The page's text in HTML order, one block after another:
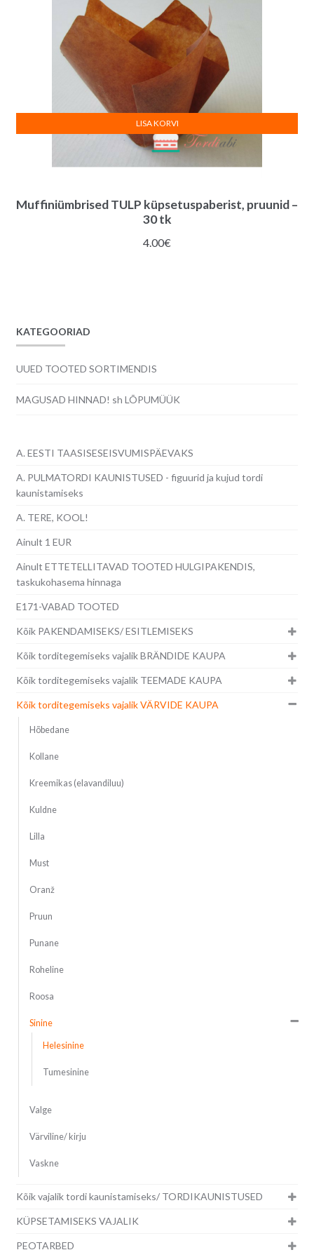
Muffiniümbrised TULP küpsetuspaberist, pruunid –
30 tk
4.00€
LISA KORVI
KATEGOORIAD
UUED TOOTED SORTIMENDIS
MAGUSAD HINNAD! sh LÕPUMÜÜK
A. EESTI TAASISESEISVUMISPÄEVAKS
A. PULMATORDI KAUNISTUSED - figuurid ja kujud tordi
kaunistamiseks
A. TERE, KOOL!
Ainult 1 EUR
Ainult ETTETELLITAVAD TOOTED HULGIPAKENDIS,
taskukohasema hinnaga
E171-VABAD TOOTED
Kõik PAKENDAMISEKS/ ESITLEMISEKS
Kõik torditegemiseks vajalik BRÄNDIDE KAUPA
Kõik torditegemiseks vajalik TEEMADE KAUPA
Kõik torditegemiseks vajalik VÄRVIDE KAUPA
Hõbedane
Kollane
Kreemikas (elavandiluu)
Kuldne
Lilla
Must
Oranž
Pruun
Punane
Roheline
Roosa
Sinine
Helesinine
Tumesinine
Valge
Värviline/ kirju
Vaskne
Kõik vajalik tordi kaunistamiseks/ TORDIKAUNISTUSED
KÜPSETAMISEKS VAJALIK
PEOTARBED